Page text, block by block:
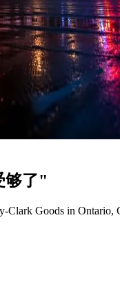
够了"
Clark Goods in Ontario,